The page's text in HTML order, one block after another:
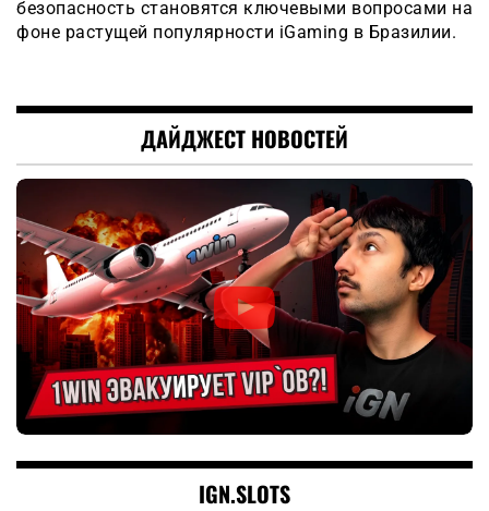
безопасность становятся ключевыми вопросами на
фоне растущей популярности iGaming в Бразилии.
ДАЙДЖЕСТ НОВОСТЕЙ
IGN.SLOTS